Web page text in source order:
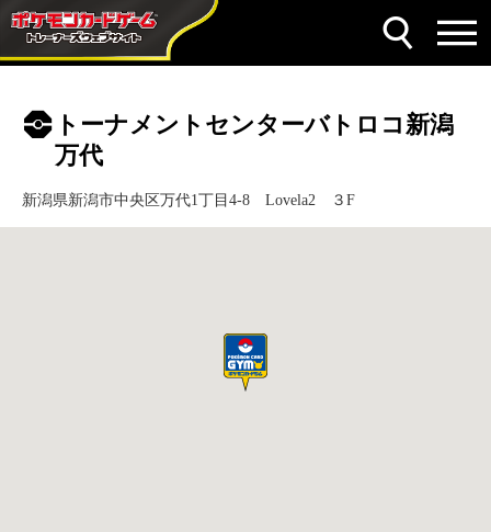
トーナメントセンターバトロコ新潟
万代
新潟県新潟市中央区万代1丁目4-8 Lovela2 ３F